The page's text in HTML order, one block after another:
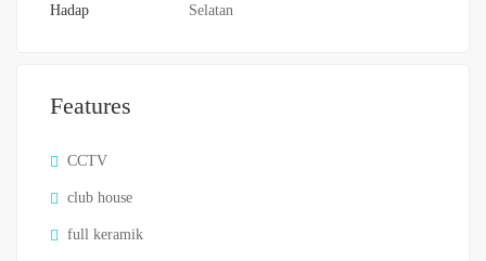
Hadap Selatan
Features
CCTV
club house
full keramik